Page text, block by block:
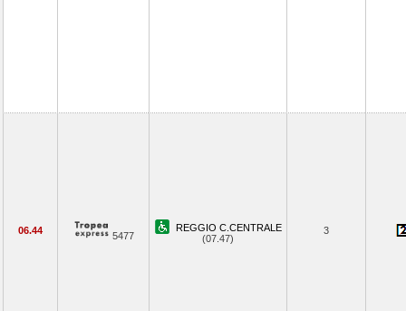
06.44 5477
REGGIO C.CENTRALE
(07.47)
3